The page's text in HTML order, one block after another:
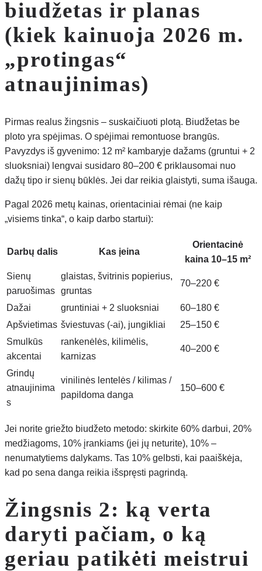
biudžetas ir planas
(kiek kainuoja 2026 m.
„protingas“
atnaujinimas)
Pirmas realus žingsnis – suskaičiuoti plotą. Biudžetas be
ploto yra spėjimas. O spėjimai remontuose brangūs.
Pavyzdys iš gyvenimo: 12 m² kambaryje dažams (gruntui + 2
sluoksniai) lengvai susidaro 80–200 € priklausomai nuo
dažų tipo ir sienų būklės. Jei dar reikia glaistyti, suma išauga.
Pagal 2026 metų kainas, orientaciniai rėmai (ne kaip
„visiems tinka“, o kaip darbo startui):
Darbų dalis Kas įeina
Orientacinė
kaina 10–15 m²
Sienų
paruošimas
glaistas, švitrinis popierius,
gruntas
70–220 €
Dažai gruntiniai + 2 sluoksniai
60–180 €
Apšvietimas šviestuvas (-ai), jungikliai
25–150 €
Smulkūs
akcentai
rankenėlės, kilimėlis,
karnizas
40–200 €
Grindų
atnaujinima
s
vinilinės lentelės / kilimas /
papildoma danga
150–600 €
Jei norite griežto biudžeto metodo: skirkite 60% darbui, 20%
medžiagoms, 10% įrankiams (jei jų neturite), 10% –
nenumatytiems dalykams. Tas 10% gelbsti, kai paaiškėja,
kad po sena danga reikia išspręsti pagrindą.
Žingsnis 2: ką verta
daryti pačiam, o ką
geriau patikėti meistrui